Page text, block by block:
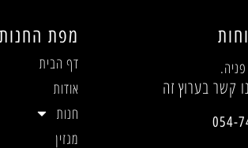
פניה.
קשר בערוץ זה
054-
מפת החנות
דף הבית
אודות
חנות
מגזין